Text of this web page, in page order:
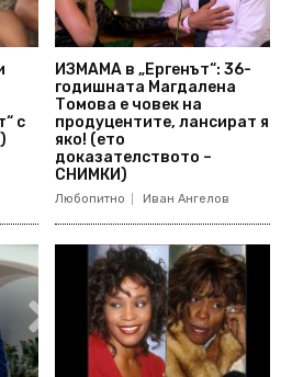
с
ИЗМАМА в „Ергенът“: 36-
годишната Магдалена
Томова е човек на
продуцентите, лансират я
яко! (ето
доказателството –
СНИМКИ)
Любопитно Иван Ангелов